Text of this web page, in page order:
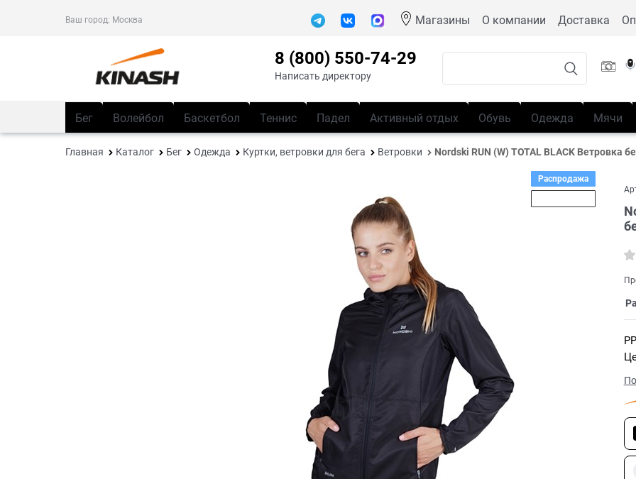
Ваш город: Москва Магазины О компании Доставка
8 (800) 550-74-29
Написать директору
Бег Волейбол Баскетбол Теннис Падел Активный отдых Обувь Одежда Мячи
Главная Каталог Бег Одежда Куртки, ветровки для бега Ветровки Nordski RUN (W) TOTAL BLACK Ветровка
Распродажа